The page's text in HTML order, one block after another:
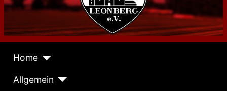
Home
Allgemein